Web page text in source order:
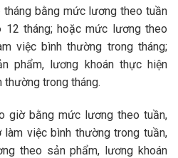
bằng mức lương theo tuần
12 tháng; hoặc mức lương theo
việc bình thường trong tháng;
phẩm, lương khoán thực hiện
trong tháng.
giờ bằng mức lương theo tuần,
việc bình thường trong tuần,
theo sản phẩm, lương khoán